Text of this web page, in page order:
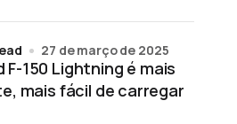
F-150 Lightning é mais
mais fácil de carregar
27 de março de 2025